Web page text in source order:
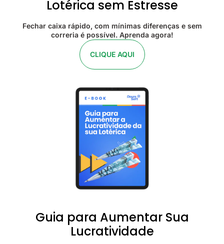
Lotérica sem Estresse
Fechar caixa rápido, com mínimas diferenças e sem
correria é possível. Aprenda agora!
CLIQUE AQUI
Guia para Aumentar Sua
Lucratividade